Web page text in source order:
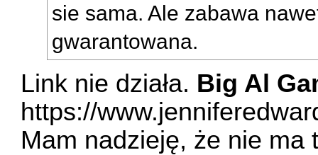
sie sama. Ale zabawa
gwarantowana.
Link nie działa. Big Al
https://
Mam nadzieję, że nie ma